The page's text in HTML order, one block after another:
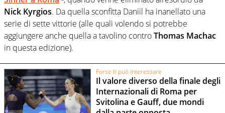
Nick Kyrgios. Da quella sconfitta Daniil ha inanellato una
serie di sette vittorie (alle quali volendo si potrebbe
aggiungere anche quella a tavolino controThomas Machac
in questa edizione).
Forse ti può interessare
Il valore diverso della finale degli
Internazionali di Roma per
Svitolina e Gauff, due mondi